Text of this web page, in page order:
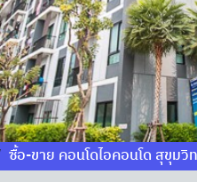
ซื้อ-ขาย คอนโดไอคอนโด สุขุมวิ